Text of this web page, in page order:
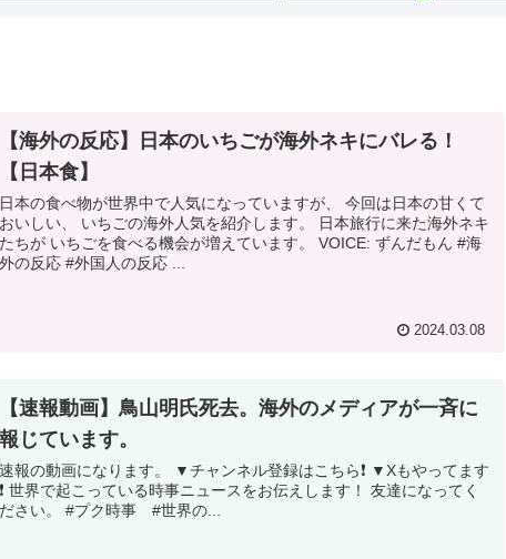
【海外の反応】日本のいちごが海外ネキにバレる！
【日本食】
日本の食べ物が世界中で人気になっていますが、 今回は日本の甘くて
おいしい、 いちごの海外人気を紹介します。 日本旅行に来た海外ネキ
たちが いちごを食べる機会が増えています。 VOICE: ずんだもん #海
外の反応 #外国人の反応 ...
2024.03.08
【速報動画】鳥山明氏死去。海外のメディアが一斉に
報じています。
速報の動画になります。 ▼チャンネル登録はこちら❗️ ▼Xもやってます
❗️ 世界で起こっている時事ニュースをお伝えします！ 友達になってく
ださい。 #プク時事 #世界の...